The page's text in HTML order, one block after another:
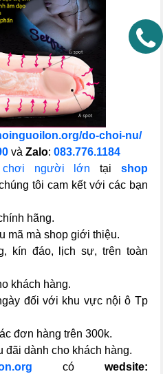
do-choi-nu/
và Zalo: 083.776.1184
người lớn tại shop
tôi cam kết với các bạn
hãng.
mã mà shop giới thiệu.
kín đáo, lịch sự, trên toàn
khách hàng.
đối với khu vực nội ô Tp
đơn hàng trên 300k.
dành cho khách hàng.
có wedsite: